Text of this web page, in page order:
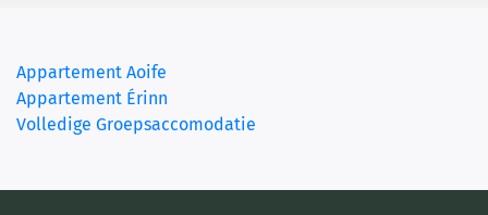
Appartement Aoife
Appartement Érinn
Volledige Groepsaccomodatie